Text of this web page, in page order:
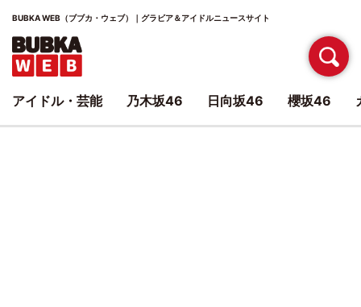
BUBKA WEB（ブブカ・ウェブ）｜グラビア＆アイドルニュースサイト
アイドル・芸能 乃木坂46 日向坂46 櫻坂46